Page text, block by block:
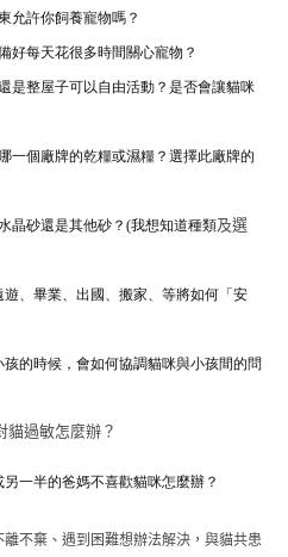
允許你飼養寵物嗎？
好每天花很多時間關心寵物？
是整屋子可以自由活動？是否會讓貓咪
一個廠牌的乾糧或濕糧？ 選擇此廠牌的
晶砂還是其他砂？(我想知道種類及選
、畢業、出國、搬家、等將如何「安
的時候， 會如何協調貓咪與小孩間的問
貓過敏怎麼辦？
一半的爸媽不喜歡貓咪怎麼辦？
不棄、遇到困難想辦法解決，與貓共患